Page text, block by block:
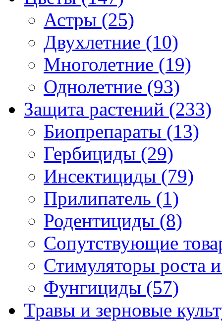
Астры (25)
Двухлетние (10)
Многолетние (19)
Однолетние (93)
Защита растений (233)
Биопрепараты (13)
Гербициды (29)
Инсектициды (79)
Прилипатель (1)
Родентициды (8)
Сопутствующие
Стимуляторы роста
Фунгициды (57)
Травы и зерновые